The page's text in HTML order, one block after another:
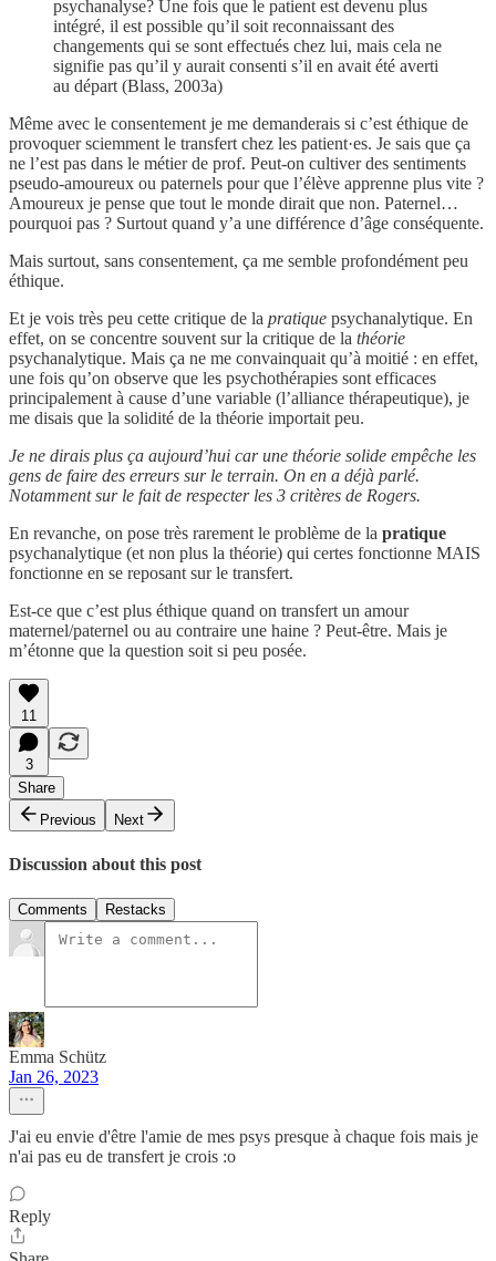
psychanalyse? Une fois que le patient est devenu plus
intégré, il est possible qu’il soit reconnaissant des
changements qui se sont effectués chez lui, mais cela ne
signifie pas qu’il y aurait consenti s’il en avait été averti
au départ (Blass, 2003a)
Même avec le consentement je me demanderais si c’est éthique de
provoquer sciemment le transfert chez les patient·es. Je sais que ça
ne l’est pas dans le métier de prof. Peut-on cultiver des sentiments
pseudo-amoureux ou paternels pour que l’élève apprenne plus vite ?
Amoureux je pense que tout le monde dirait que non. Paternel…
pourquoi pas ? Surtout quand y’a une différence d’âge conséquente.
Mais surtout, sans consentement, ça me semble profondément peu
éthique.
Et je vois très peu cette critique de la pratique psychanalytique. En
effet, on se concentre souvent sur la critique de la théorie
psychanalytique. Mais ça ne me convainquait qu’à moitié : en effet,
une fois qu’on observe que les psychothérapies sont efficaces
principalement à cause d’une variable (l’alliance thérapeutique), je
me disais que la solidité de la théorie importait peu.
Je ne dirais plus ça aujourd’hui car une théorie solide empêche les
gens de faire des erreurs sur le terrain. On en a déjà parlé.
Notamment sur le fait de respecter les 3 critères de Rogers.
En revanche, on pose très rarement le problème de la pratique
psychanalytique (et non plus la théorie) qui certes fonctionne MAIS
fonctionne en se reposant sur le transfert.
Est-ce que c’est plus éthique quand on transfert un amour
maternel/paternel ou au contraire une haine ? Peut-être. Mais je
m’étonne que la question soit si peu posée.
11
3
Share
Previous
Next
Discussion about this post
Comments Restacks
Emma Schütz
Jan 26, 2023
J'ai eu envie d'être l'amie de mes psys presque à chaque fois mais je
n'ai pas eu de transfert je crois :o
Reply